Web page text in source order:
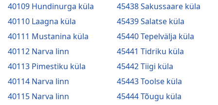
40109 Hundinurga küla
40110 Laagna küla
40111 Mustanina küla
40112 Narva linn
40113 Pimestiku küla
40114 Narva linn
40115 Narva linn
45438 Sakussaare küla
45439 Salatse küla
45440 Tepelvälja küla
45441 Tidriku küla
45442 Tiigi küla
45443 Toolse küla
45444 Tõugu küla